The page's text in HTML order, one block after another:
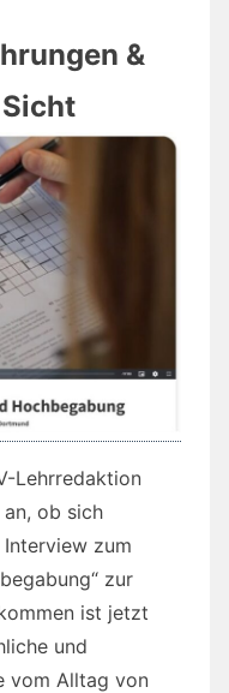
&
Lehrredaktion
an, ob sich
zum
zur
ist jetzt
und
vom Alltag von